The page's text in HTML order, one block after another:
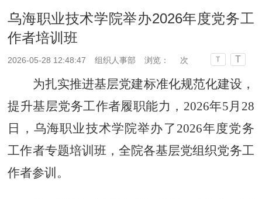
乌海职业技术学院举办2026年度党务工
作者培训班
2026-05-28 12:48:47 组织人事部 浏览： 次 T T
为扎实推进基层党建标准化规范化建设，
提升基层党务工作者履职能力， 2026年5月28
日，乌海职业技术学院举办了 2026年度党务
工作者专题培训班，全院各基层党组织党务工
作者参训。